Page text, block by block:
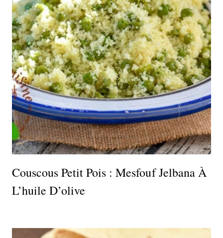
Couscous Petit Pois : Mesfouf Jelbana À
L’huile D’olive